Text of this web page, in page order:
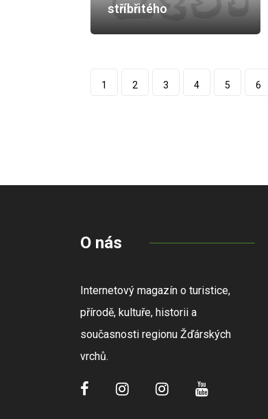
stříbřitého
1 2 3 4 5 6
O nás
Internetový magazín o turistice,
přírodě, kultuře, historii a
současnosti regionu Žďárských
vrchů.